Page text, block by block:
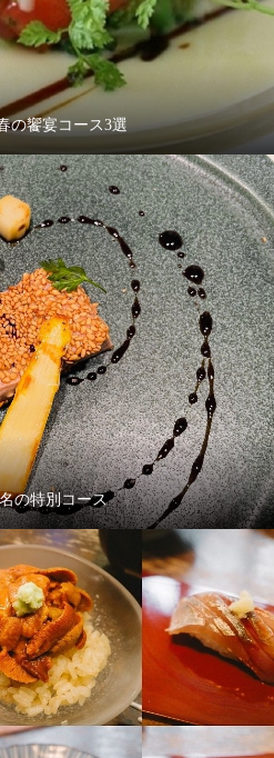
の饗宴コース3選
の特別コース